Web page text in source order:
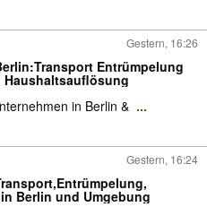
Gestern, 16:26
Entrümpelung
Haushaltsauflösung
in Berlin & ...
Gestern, 16:24
Berlin und Umgebung